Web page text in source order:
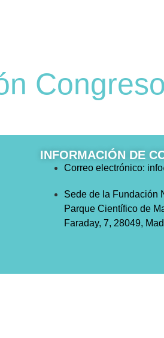
INFORMACIÓN DE
Correo electrónico:
Sede de la Fundación
Parque Científico de
Faraday, 7, 28049,